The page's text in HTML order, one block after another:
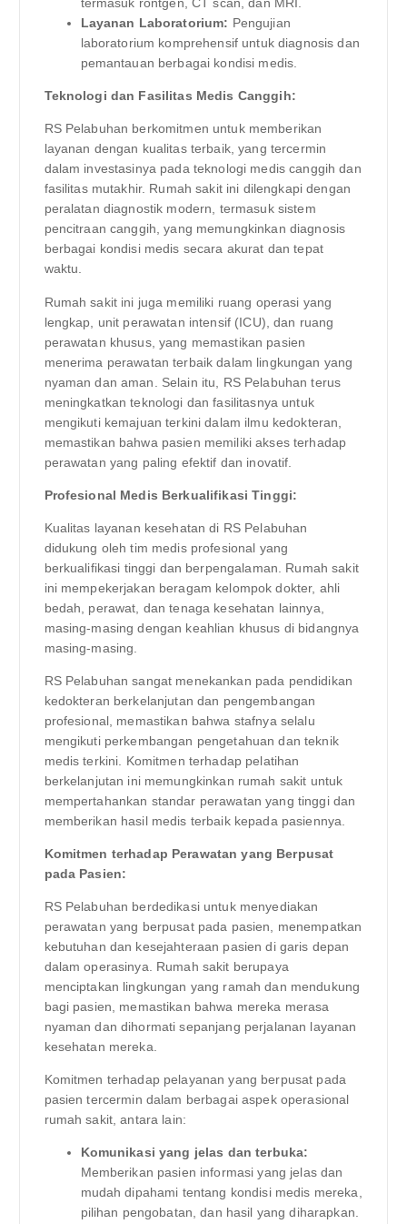
termasuk rontgen, CT scan, dan MRI.
Layanan Laboratorium: Pengujian
laboratorium komprehensif untuk diagnosis dan
pemantauan berbagai kondisi medis.
Teknologi dan Fasilitas Medis Canggih:
RS Pelabuhan berkomitmen untuk memberikan
layanan dengan kualitas terbaik, yang tercermin
dalam investasinya pada teknologi medis canggih dan
fasilitas mutakhir. Rumah sakit ini dilengkapi dengan
peralatan diagnostik modern, termasuk sistem
pencitraan canggih, yang memungkinkan diagnosis
berbagai kondisi medis secara akurat dan tepat
waktu.
Rumah sakit ini juga memiliki ruang operasi yang
lengkap, unit perawatan intensif (ICU), dan ruang
perawatan khusus, yang memastikan pasien
menerima perawatan terbaik dalam lingkungan yang
nyaman dan aman. Selain itu, RS Pelabuhan terus
meningkatkan teknologi dan fasilitasnya untuk
mengikuti kemajuan terkini dalam ilmu kedokteran,
memastikan bahwa pasien memiliki akses terhadap
perawatan yang paling efektif dan inovatif.
Profesional Medis Berkualifikasi Tinggi:
Kualitas layanan kesehatan di RS Pelabuhan
didukung oleh tim medis profesional yang
berkualifikasi tinggi dan berpengalaman. Rumah sakit
ini mempekerjakan beragam kelompok dokter, ahli
bedah, perawat, dan tenaga kesehatan lainnya,
masing-masing dengan keahlian khusus di bidangnya
masing-masing.
RS Pelabuhan sangat menekankan pada pendidikan
kedokteran berkelanjutan dan pengembangan
profesional, memastikan bahwa stafnya selalu
mengikuti perkembangan pengetahuan dan teknik
medis terkini. Komitmen terhadap pelatihan
berkelanjutan ini memungkinkan rumah sakit untuk
mempertahankan standar perawatan yang tinggi dan
memberikan hasil medis terbaik kepada pasiennya.
Komitmen terhadap Perawatan yang Berpusat
pada Pasien:
RS Pelabuhan berdedikasi untuk menyediakan
perawatan yang berpusat pada pasien, menempatkan
kebutuhan dan kesejahteraan pasien di garis depan
dalam operasinya. Rumah sakit berupaya
menciptakan lingkungan yang ramah dan mendukung
bagi pasien, memastikan bahwa mereka merasa
nyaman dan dihormati sepanjang perjalanan layanan
kesehatan mereka.
Komitmen terhadap pelayanan yang berpusat pada
pasien tercermin dalam berbagai aspek operasional
rumah sakit, antara lain:
Komunikasi yang jelas dan terbuka:
Memberikan pasien informasi yang jelas dan
mudah dipahami tentang kondisi medis mereka,
pilihan pengobatan, dan hasil yang diharapkan.